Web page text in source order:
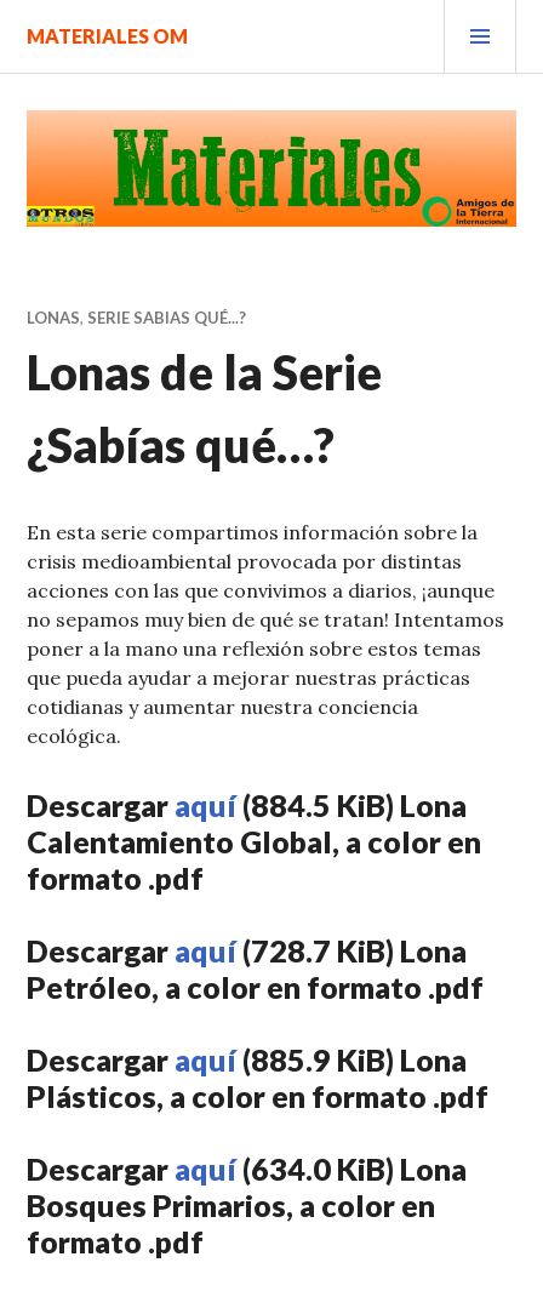
contenido.
MATERIALES OM
LONAS, SERIE SABIAS QUÉ...?
Lonas de la Serie
¿Sabías qué…?
En esta serie compartimos información sobre la
crisis medioambiental provocada por distintas
acciones con las que convivimos a diarios, ¡aunque
no sepamos muy bien de qué se tratan! Intentamos
poner a la mano una reflexión sobre estos temas
que pueda ayudar a mejorar nuestras prácticas
cotidianas y aumentar nuestra conciencia
ecológica.
Descargar aquí(884.5 KiB) Lona
Calentamiento Global, a color en
formato .pdf
Descargar aquí(728.7 KiB) Lona
Petróleo, a color en formato .pdf
Descargar aquí(885.9 KiB) Lona
Plásticos, a color en formato .pdf
Descargar aquí(634.0 KiB) Lona
Bosques Primarios, a color en
formato .pdf